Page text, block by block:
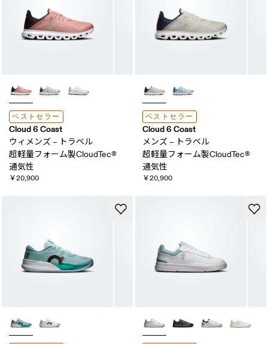
ベストセラー
Cloud 6 Coast
ウィメンズ – トラベル
超軽量フォーム製CloudTec® ​
通気性
￥20,900
ベストセラー
Cloud 6 Coast
メンズ – トラベル
超軽量フォーム製CloudTec® ​
通気性
￥20,900